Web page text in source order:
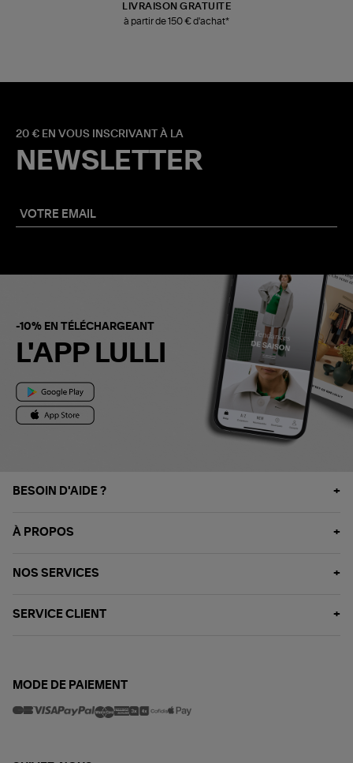
LIVRAISON GRATUITE
à partir de 150 € d'achat*
20 € EN VOUS INSCRIVANT À LA
NEWSLETTER
-10% EN TÉLÉCHARGEANT
L'APP LULLI
BESOIN D'AIDE ?
À PROPOS
NOS SERVICES
SERVICE CLIENT
MODE DE PAIEMENT